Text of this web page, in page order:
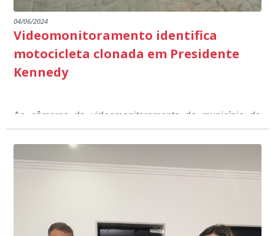
04/06/2024
Videomonitoramento identifica
motocicleta clonada em Presidente
Kennedy
As câmeras de videomonitoramento do município de
Presidente Kennedy identificaram neste fim de semana,
01 de junho, uma motocicleta com indícios de
adulteração, imediatamente, a central de
videomonitoramento acionou a Guarda Civil Municipal,
Durante a abordagem a adulteração foi comprovada,
conta do sistema de videomonitoramento instalado